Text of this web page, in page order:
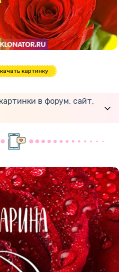
картинку
в форум, сайт,